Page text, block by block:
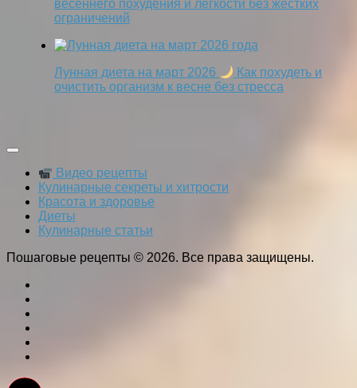
весеннего похудения и лёгкости без жёстких
ограничений
Лунная диета на март 2026
Как похудеть и
очистить организм к весне без стресса
Видео рецепты
Кулинарные секреты и хитрости
Красота и здоровье
Диеты
Кулинарные статьи
Пошаговые рецепты © 2026. Все права защищены.